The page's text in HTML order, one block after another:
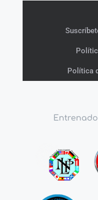
Política